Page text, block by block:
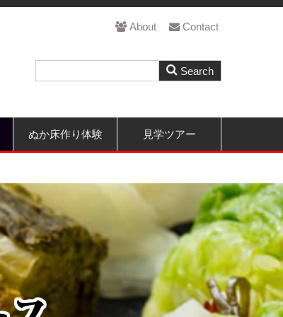
About Contact
ぬか床作り体験 見学ツアー